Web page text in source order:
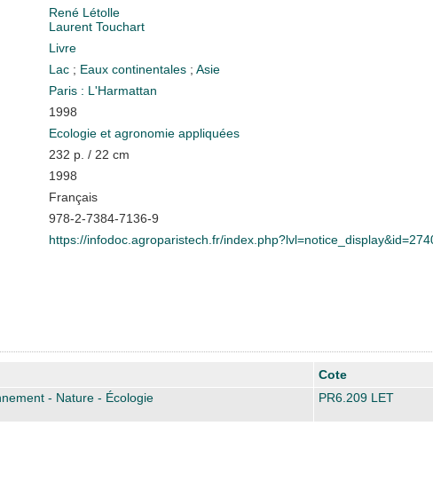
René Létolle
Laurent Touchart
Livre
Lac ; Eaux continentales ; Asie
Paris : L'Harmattan
1998
Ecologie et agronomie appliquées
232 p. / 22 cm
1998
Français
978-2-7384-7136-9
https://infodoc.agroparistech.fr/
Cote
- Nature - Écologie PR6.209 LET